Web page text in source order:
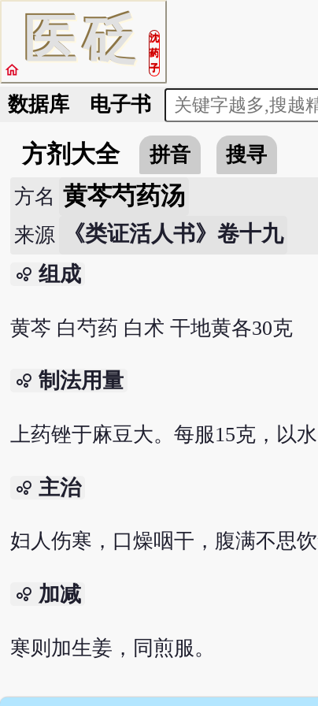
医砭
沈
药
子
home
数据库 电子书
方剂大全 拼音 搜寻
方名 黄芩芍药汤
来源 《类证活人书》卷十九
bubble_chart 组成
黄芩 白芍药 白术 干地黄各30克
bubble_chart 制法用量
上药锉于麻豆大。每服15克，以
bubble_chart 主治
妇人伤寒，口燥咽干，腹满不思饮
bubble_chart 加减
寒则加生姜，同煎服。